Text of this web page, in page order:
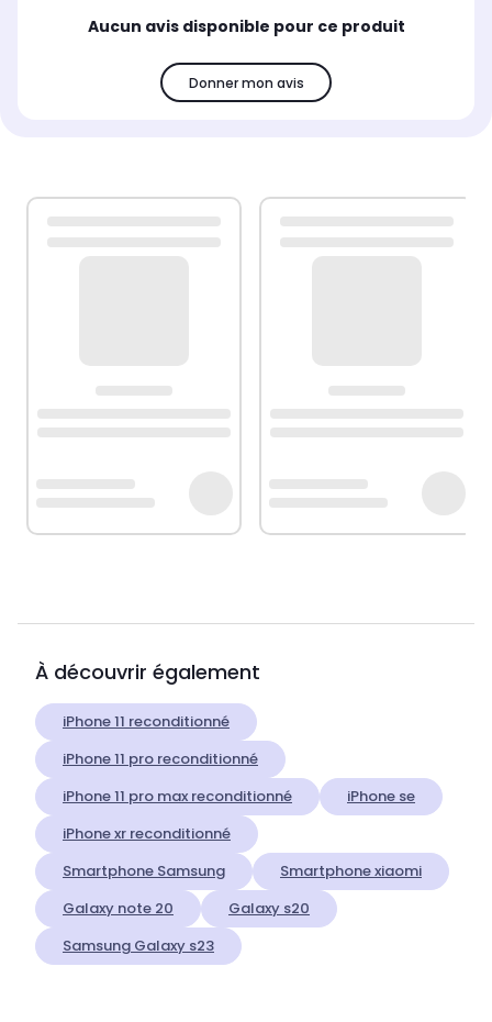
Aucun avis disponible pour ce produit
Donner mon avis
À découvrir également
iPhone 11 reconditionné
iPhone 11 pro reconditionné
iPhone 11 pro max reconditionné
iPhone se
iPhone xr reconditionné
Smartphone Samsung
Smartphone xiaomi
Galaxy note 20
Galaxy s20
Samsung Galaxy s23